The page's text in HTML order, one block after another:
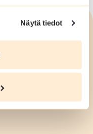
Näytä tiedot